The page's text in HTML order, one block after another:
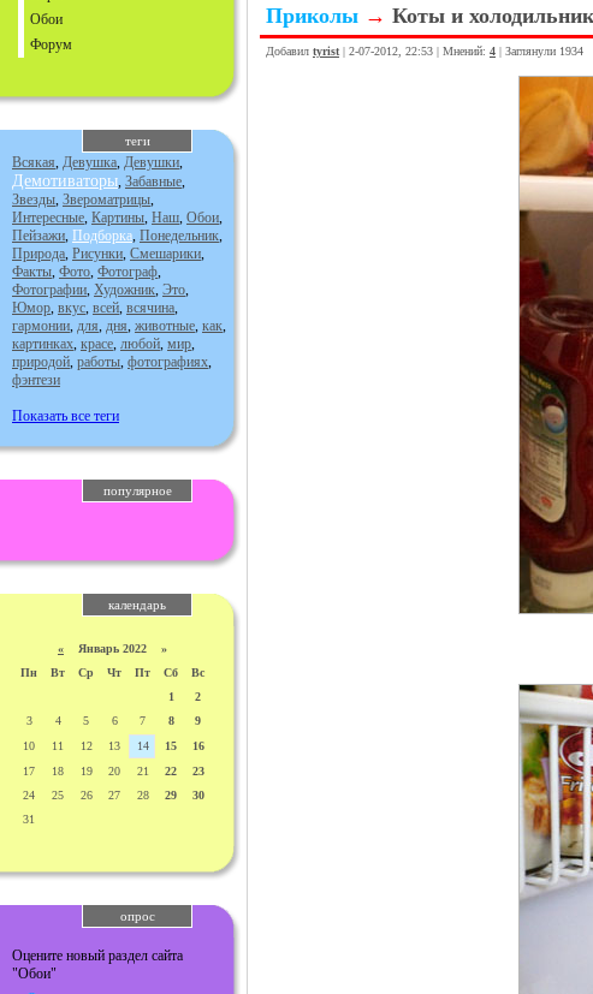
Обои
Форум
теги
Всякая, Девушка, Девушки,
Демотиваторы, Забавные,
Звезды, Звероматрицы,
Интересные, Картины, Наш, Обои,
Пейзажи, Подборка, Понедельник,
Природа, Рисунки, Смешарики,
Факты, Фото, Фотограф,
Фотографии, Художник, Это,
Юмор, вкус, всей, всячина,
гармонии, для, дня, животные, как,
картинках, красе, любой, мир,
природой, работы, фотографиях,
фэнтези
Показать все теги
популярное
календарь
« Январь 2022 »
Пн
Вт Ср Чт Пт Сб
Вс
1
2
3
4 5 6 7 8
9
10
11 12 13 14 15
16
17
18 19 20 21 22
23
24
25 26 27 28 29
30
31
опрос
Оцените новый раздел сайта
"Обои"
Приколы → Коты и
Добавил tyrist | 2-07-2012, 22:53 | Мнений: 4 | Заглянули 1934